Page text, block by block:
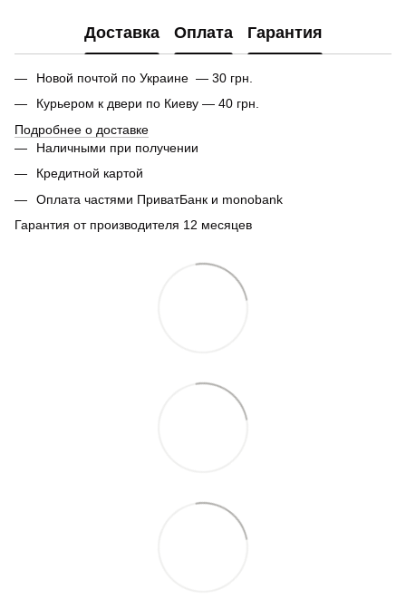
Доставка Оплата Гарантия
Новой почтой по Украине — 30 грн.
Курьером к двери по Киеву — 40 грн.
Подробнее о доставке
Наличными при получении
Кредитной картой
Оплата частями ПриватБанк и monobank
Гарантия от производителя 12 месяцев